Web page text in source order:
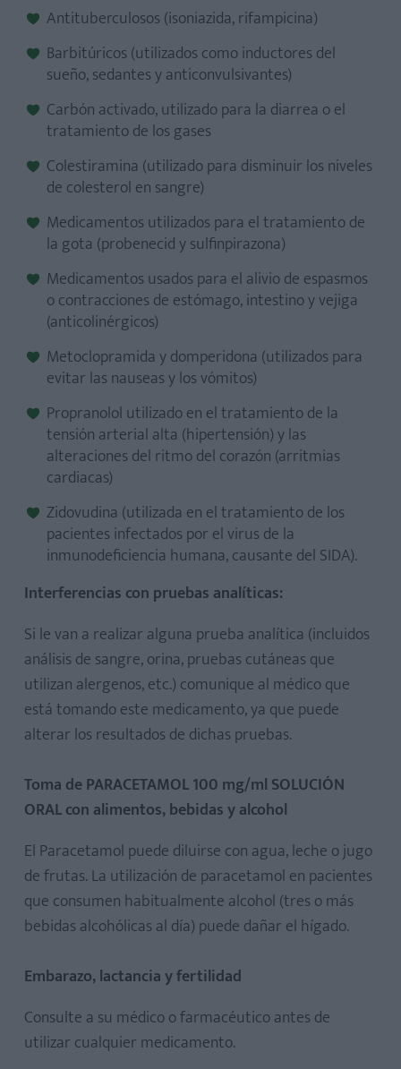
Antituberculosos (isoniazida, rifampicina)
Barbitúricos (utilizados como inductores del
sueño, sedantes y anticonvulsivantes)
Carbón activado, utilizado para la diarrea o el
tratamiento de los gases
Colestiramina (utilizado para disminuir los niveles
de colesterol en sangre)
Medicamentos utilizados para el tratamiento de
la gota (probenecid y sulfinpirazona)
Medicamentos usados para el alivio de espasmos
o contracciones de estómago, intestino y vejiga
(anticolinérgicos)
Metoclopramida y domperidona (utilizados para
evitar las nauseas y los vómitos)
Propranolol utilizado en el tratamiento de la
tensión arterial alta (hipertensión) y las
alteraciones del ritmo del corazón (arritmias
cardiacas)
Zidovudina (utilizada en el tratamiento de los
pacientes infectados por el virus de la
inmunodeficiencia humana, causante del SIDA).
Interferencias con pruebas analíticas:
Si le van a realizar alguna prueba analítica (incluidos
análisis de sangre, orina, pruebas cutáneas que
utilizan alergenos, etc.) comunique al médico que
está tomando este medicamento, ya que puede
alterar los resultados de dichas pruebas.
Toma de PARACETAMOL 100 mg/ml SOLUCIÓN
ORAL con alimentos, bebidas y alcohol
El Paracetamol puede diluirse con agua, leche o jugo
de frutas. La utilización de paracetamol en pacientes
que consumen habitualmente alcohol (tres o más
bebidas alcohólicas al día) puede dañar el hígado.
Embarazo, lactancia y fertilidad
Consulte a su médico o farmacéutico antes de
utilizar cualquier medicamento.